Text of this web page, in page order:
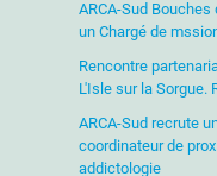
ARCA-Sud Bouches
un Chargé de
Rencontre
L'Isle sur la Sorgue.
ARCA-Sud recrute
coordinateur de
addictologie